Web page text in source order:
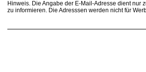
Hinweis. Die Angabe der E-Mail-Adresse dient nur
zu informieren. Die Adresssen werden nicht für